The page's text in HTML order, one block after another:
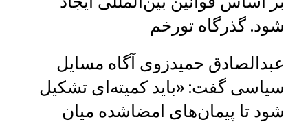
شود. گذرگاه تورخم
عبدالصادق حمیدزوی آگاه مسایل
سیاسی گفت: «باید کمیته‌ای تشکیل
شود تا پیمان‌های امضاشده میان